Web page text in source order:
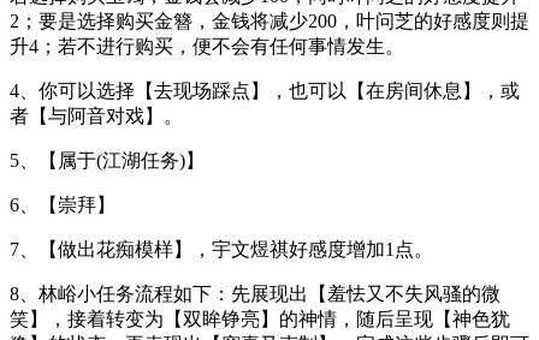
2；要是选择购买金簪，金钱将减少200，叶问芝的好感度则提
升4；若不进行购买，便不会有任何事情发生。
4、你可以选择【去现场踩点】，也可以【在房间休息】，或
者【与阿音对戏】。
5、【属于(江湖任务)】
6、【崇拜】
7、【做出花痴模样】，宇文煜祺好感度增加1点。
8、林峪小任务流程如下：先展现出【羞怯又不失风骚的微
笑】，接着转变为【双眸铮亮】的神情，随后呈现【神色犹